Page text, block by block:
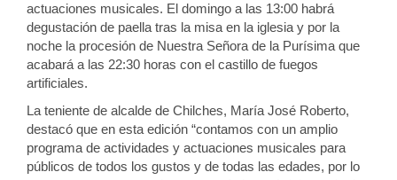
actuaciones musicales. El domingo a las 13:00 habrá
degustación de paella tras la misa en la iglesia y por la
noche la procesión de Nuestra Señora de la Purísima que
acabará a las 22:30 horas con el castillo de fuegos
artificiales.
La teniente de alcalde de Chilches, María José Roberto,
destacó que en esta edición “contamos con un amplio
programa de actividades y actuaciones musicales para
públicos de todos los gustos y de todas las edades, por lo